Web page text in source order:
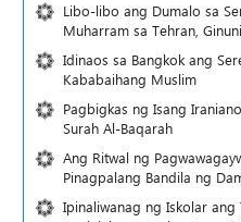
Libo-libo ang Dumalo sa
Muharram sa Tehran,
Idinaos sa Bangkok ang
Kababaihang Muslim
Pagbigkas ng Isang
Surah Al-Baqarah
Ang Ritwal ng
Pinagpalang Bandila ng
Ipinaliwanag ng Iskolar